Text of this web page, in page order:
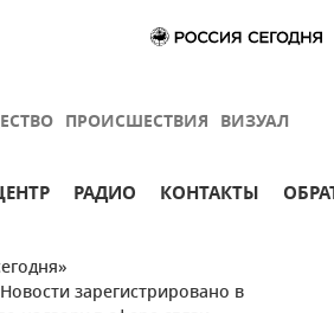
ПРОИСШЕСТВИЯ ВИЗУАЛ
РАДИО КОНТАКТЫ
зарегистрировано в